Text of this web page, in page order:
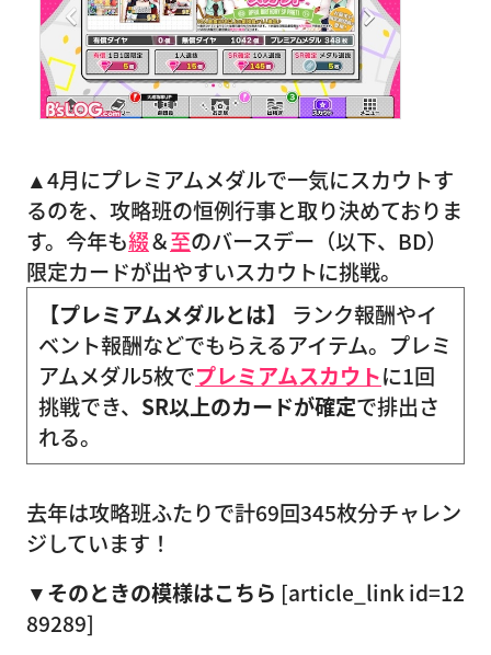
▲4月にプレミアムメダルで一気にスカウトす
るのを、攻略班の恒例行事と取り決めておりま
す。今年も綴＆至のバースデー（以下、BD）
限定カードが出やすいスカウトに挑戦。
【プレミアムメダルとは】
ランク報酬やイ
ベント報酬などでもらえるアイテム。プレミ
アムメダル5枚でプレミアムスカウトに1回
挑戦でき、 SR以上のカードが確定で排出さ
れる。
去年は攻略班ふたりで計69回345枚分チャレン
ジしています！
▼そのときの模様はこちら [article_link id=12
89289]